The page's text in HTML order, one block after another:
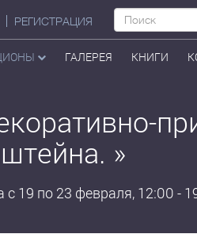
РЕГИСТРАЦИЯ
ГАЛЕРЕЯ КНИГИ
»
19 по 23 февраля, 12:00 -